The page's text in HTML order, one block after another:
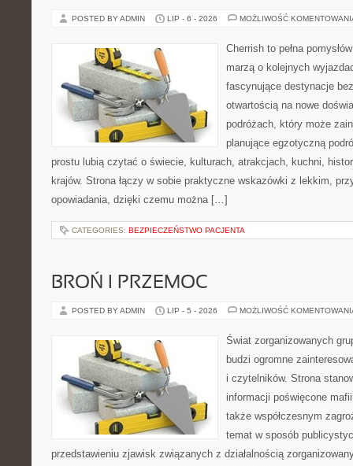
POSTED BY ADMIN LIP - 6 - 2026 MOŻLIWOŚĆ
Cherrish to pełna
marzą o kolejnych
fascynujące destynacje
otwartością na nowe
podróżach, który może
planujące egzotyczną
prostu lubią czytać o świecie, kulturach, atrakcjach, kuchni,
krajów. Strona łączy w sobie praktyczne wskazówki z lekkim,
opowiadania, dzięki czemu można […]
CATEGORIES: BEZPIECZEŃSTWO PACJENTA
BROŃ I PRZEMOC
POSTED BY ADMIN LIP - 5 - 2026 MOŻLIWOŚĆ
Świat zorganizowanych
budzi ogromne
i czytelników. Strona
informacji poświęcone
także współczesnym
temat w sposób
przedstawieniu zjawisk związanych z działalnością